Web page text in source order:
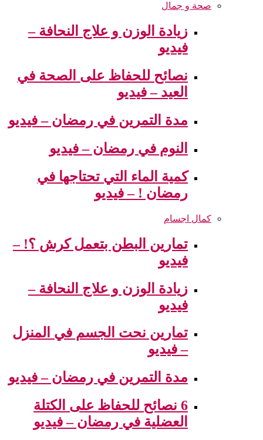
صحة و جمال
زيادة الوزن و علاج النحافة –
فيديو
نصائح للحفاظ على الصحة في
العيد – فيديو
مدة التمرين في رمضان – فيديو
النوم في رمضان – فيديو
كمية الماء التي تحتاجها في
رمضان ! – فيديو
كمال اجسام
تمارين البطن بتعمل كرش ؟! –
فيديو
زيادة الوزن و علاج النحافة –
فيديو
تمارين نحت الجسم في المنزل
– فيديو
مدة التمرين في رمضان – فيديو
6 نصائح للحفاظ على الكتلة
العضلية في رمضان – فيديو